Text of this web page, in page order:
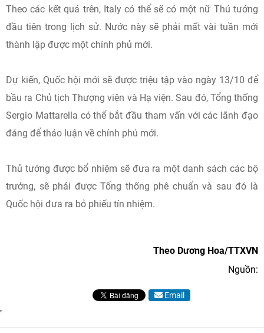
Theo các kết quả trên, Italy có thể sẽ có một nữ Thủ tướng
đầu tiên trong lịch sử. Nước này sẽ phải mất vài tuần mới
thành lập được một chính phủ mới.
Dự kiến, Quốc hội mới sẽ được triệu tập vào ngày 13/10 để
bầu ra Chủ tịch Thượng viện và Hạ viện. Sau đó, Tổng thống
Sergio Mattarella có thể bắt đầu tham vấn với các lãnh đạo
đảng để thảo luận về chính phủ mới.
Thủ tướng được bổ nhiệm sẽ đưa ra một danh sách các bộ
trưởng, sẽ phải được Tổng thống phê chuẩn và sau đó là
Quốc hội đưa ra bỏ phiếu tín nhiệm.
Theo Dương Hoa/TTXVN
Nguồn:
Email